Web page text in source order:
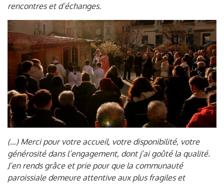
rencontres et d’échanges.
(…) Merci pour votre accueil, votre disponibilité, votre
générosité dans l’engagement, dont j’ai goûté la qualité.
J’en rends grâce et prie pour que la communauté
paroissiale demeure attentive aux plus fragiles et